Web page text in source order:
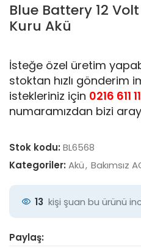
Blue Battery 12 Volt
Kuru Akü
İsteğe özel üretim
stoktan hızlı gönderim
istekleriniz için 0216 611
numaramızdan bizi
Stok kodu: BL6568
Kategoriler: Akü, Bakımsız
13 kişi şuan bu ürünü
Paylaş: